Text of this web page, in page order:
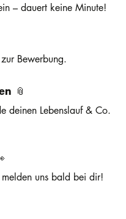
– dauert keine Minute!
Bewerbung.
📎
deinen Lebenslauf & Co.
uns bald bei dir!